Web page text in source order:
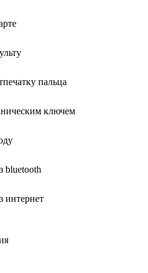
пальца
ключем
bluetooth
интернет